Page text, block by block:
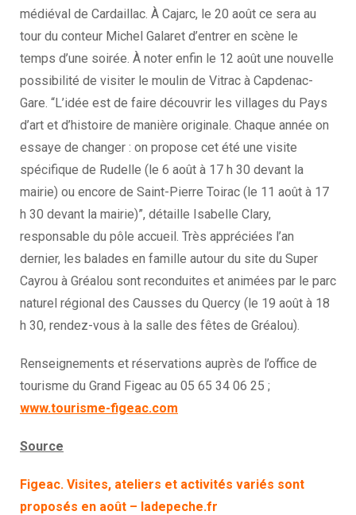
médiéval de Cardaillac. À Cajarc, le 20 août ce sera au
tour du conteur Michel Galaret d’entrer en scène le
temps d’une soirée. À noter enfin le 12 août une nouvelle
possibilité de visiter le moulin de Vitrac à Capdenac-
Gare. “L’idée est de faire découvrir les villages du Pays
d’art et d’histoire de manière originale. Chaque année on
essaye de changer : on propose cet été une visite
spécifique de Rudelle (le 6 août à 17 h 30 devant la
mairie) ou encore de Saint-Pierre Toirac (le 11 août à 17
h 30 devant la mairie)”, détaille Isabelle Clary,
responsable du pôle accueil. Très appréciées l’an
dernier, les balades en famille autour du site du Super
Cayrou à Gréalou sont reconduites et animées par le parc
naturel régional des Causses du Quercy (le 19 août à 18
h 30, rendez-vous à la salle des fêtes de Gréalou).
Renseignements et réservations auprès de l’office de
tourisme du Grand Figeac au 05 65 34 06 25 ;
www.tourisme-figeac.com
Source
Figeac. Visites, ateliers et activités variés sont
proposés en août – ladepeche.fr